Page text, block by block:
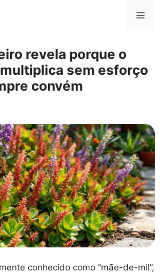
revela porque o
sem esforço
convém
conhecido como “mãe-de-mil”,